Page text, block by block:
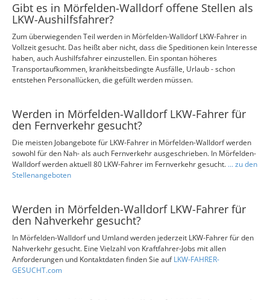
Gibt es in Mörfelden-Walldorf offene Stellen als
LKW-Aushilfsfahrer?
Zum überwiegenden Teil werden in Mörfelden-Walldorf LKW-Fahrer in
Vollzeit gesucht. Das heißt aber nicht, dass die Speditionen kein Interesse
haben, auch Aushilfsfahrer einzustellen. Ein spontan höheres
Transportaufkommen, krankheitsbedingte Ausfälle, Urlaub - schon
entstehen Personallücken, die gefüllt werden müssen.
Werden in Mörfelden-Walldorf LKW-Fahrer für
den Fernverkehr gesucht?
Die meisten Jobangebote für LKW-Fahrer in Mörfelden-Walldorf werden
sowohl für den Nah- als auch Fernverkehr ausgeschrieben. In Mörfelden-
Walldorf werden aktuell 80 LKW-Fahrer im Fernverkehr gesucht. ... zu den
Stellenangeboten
Werden in Mörfelden-Walldorf LKW-Fahrer für
den Nahverkehr gesucht?
In Mörfelden-Walldorf und Umland werden jederzeit LKW-Fahrer für den
Nahverkehr gesucht. Eine Vielzahl von Kraftfahrer-Jobs mit allen
Anforderungen und Kontaktdaten finden Sie aufLKW-FAHRER-
GESUCHT.com